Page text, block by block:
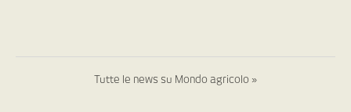
Tutte le news su Mondo agricolo »